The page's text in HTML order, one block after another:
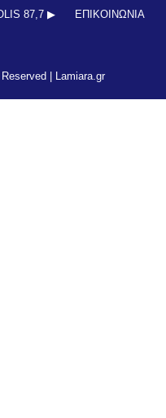
87,7 ▶︎ ΕΠΙΚΟΙΝΩΝΊΑ
| Lamiara.gr